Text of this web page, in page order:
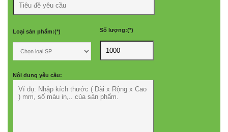
Loại sản phẩm:(*) Số lượng:(*)
Nội dung yêu cầu: